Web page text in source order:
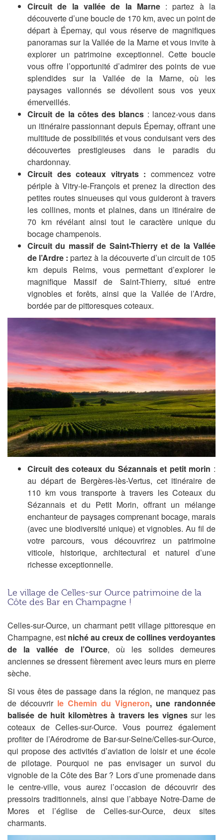
Circuit de la vallée de la Marne: partez à la
découverte d’une boucle de 170 km, avec un point de
départ à Épernay, qui vous réserve de magnifiques
panoramas sur la Vallée de la Marne et vous invite à
explorer un patrimoine exceptionnel. Cette boucle
vous offre l’opportunité d’admirer des points de vue
splendides sur la Vallée de la Marne, où les
paysages vallonnés se dévoilent sous vos yeux
émerveillés.
Circuit de la côtes des blancs : lancez-vous dans
un itinéraire passionnant depuis Épernay, offrant une
multitude de possibilités et vous conduisant vers des
découvertes prestigieuses dans le paradis du
chardonnay.
Circuit des coteaux vitryats : commencez votre
périple à Vitry-le-François et prenez la direction des
petites routes sinueuses qui vous guideront à travers
les collines, monts et plaines, dans un itinéraire de
70 km révélant ainsi tout le caractère unique du
bocage champenois.
Circuit du massif de Saint-Thierry et de la Vallée
de l’Ardre : partez à la découverte d’un circuit de 105
km depuis Reims, vous permettant d’explorer le
magnifique Massif de Saint-Thierry, situé entre
vignobles et forêts, ainsi que la Vallée de l’Ardre,
bordée par de pittoresques coteaux.
Circuit des coteaux du Sézannais et petit morin :
au départ de Bergères-lès-Vertus, cet itinéraire de
110 km vous transporte à travers les Coteaux du
Sézannais et du Petit Morin, offrant un mélange
enchanteur de paysages comprenant bocage, marais
(avec une biodiversité unique) et vignobles. Au fil de
votre parcours, vous découvrirez un patrimoine
viticole, historique, architectural et naturel d’une
richesse exceptionnelle.
Le village de Celles-sur Ource patrimoine de la
Côte des Bar en Champagne !
Celles-sur-Ource, un charmant petit village pittoresque en
Champagne, est niché au creux de collines verdoyantes
de la vallée de l’Ource, où les solides demeures
anciennes se dressent fièrement avec leurs murs en pierre
sèche.
Si vous êtes de passage dans la région, ne manquez pas
de découvrir le Chemin du Vigneron, une randonnée
balisée de huit kilomètres à travers les vignessur les
coteaux de Celles-sur-Ource. Vous pourrez également
profiter de l’Aérodrome de Bar-sur-Seine/Celles-sur-Ource,
qui propose des activités d’aviation de loisir et une école
de pilotage. Pourquoi ne pas envisager un survol du
vignoble de la Côte des Bar ? Lors d’une promenade dans
le centre-ville, vous aurez l’occasion de découvrir des
pressoirs traditionnels, ainsi que l’abbaye Notre-Dame de
Mores et l’église de Celles-sur-Ource, deux sites
charmants.